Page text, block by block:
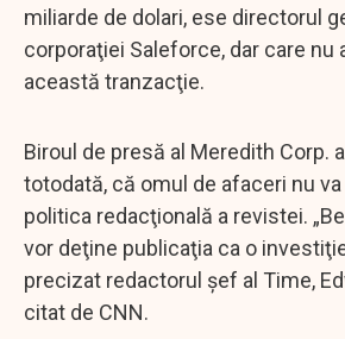
miliarde de dolari, ese directorul
corporaţiei Saleforce, dar care nu
această tranzacţie.
Biroul de presă al Meredith Corp.
totodată, că omul de afaceri nu
politica redacţională a revistei.
vor deţine publicaţia ca o
precizat redactorul şef al Time,
citat de CNN.